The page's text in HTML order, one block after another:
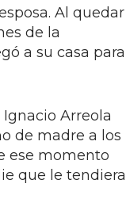
Al quedar
de la
a su casa para
Arreola
de madre a los
ese momento
que le tendiera